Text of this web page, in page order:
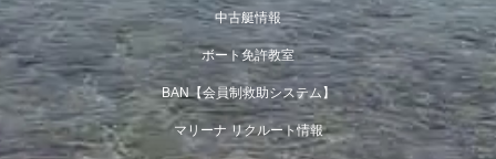
中古艇情報
ボート免許教室
BAN【会員制救助システム】
マリーナ リクルート情報